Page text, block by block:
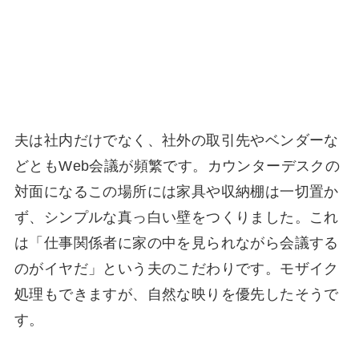
夫は社内だけでなく、社外の取引先やベンダーな
どともWeb会議が頻繁です。カウンターデスクの
対面になるこの場所には家具や収納棚は一切置か
ず、シンプルな真っ白い壁をつくりました。これ
は「仕事関係者に家の中を見られながら会議する
のがイヤだ」という夫のこだわりです。モザイク
処理もできますが、自然な映りを優先したそうで
す。